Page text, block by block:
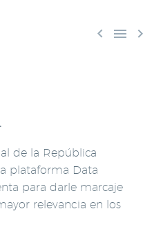
  
de la República
plataforma Data
para darle marcaje
relevancia en los